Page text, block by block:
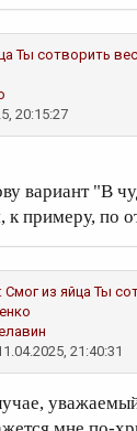
Ты сотворить
20:15:27
вариант "В
к примеру, по
Смог из яйца Ты
21:40:31